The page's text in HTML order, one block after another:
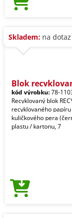
Skladem: na dotaz
Blok
kód výrobku:78-
Recyklovaný blok
recyklovaného
kuličkového pera
plastu / kartonu, 7